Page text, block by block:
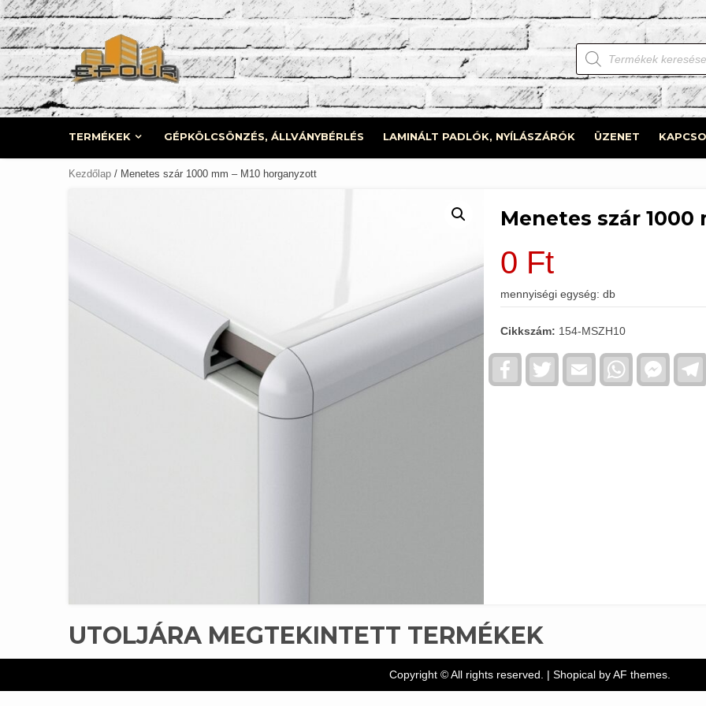
Skip
to
content
Products
search
TERMÉKEK GÉPKÖLCSÖNZÉS, ÁLLVÁNYBÉRLÉS LAMINÁLT PADLÓK, NYÍLÁSZÁRÓK ÜZENET
Kezdőlap / Menetes szár 1000 mm – M10 horganyzott
Menetes szár
0 Ft
mennyiségi egység: db
Cikkszám: 154-MSZH10
FacebookTwitter Email WhatsApp
UTOLJÁRA MEGTEKINTETT TERMÉKEK
Copyright © All rights reserved. | Shopicalby AF themes.